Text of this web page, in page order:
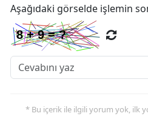
Aşağıdaki görselde işlemin
* Bu içerik ile ilgili yorum yok, ilk